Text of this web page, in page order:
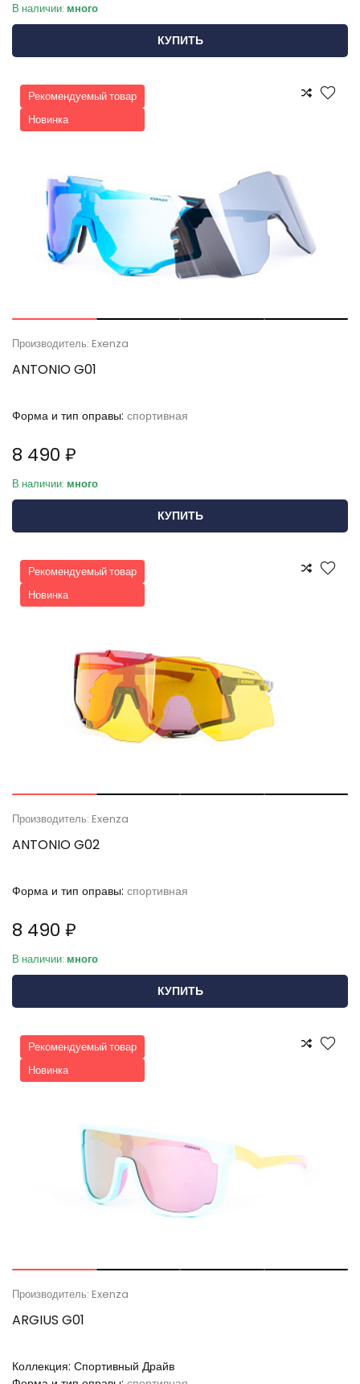
В наличии: много
КУПИТЬ
Рекомендуемый товар
Новинка
Производитель: Exenza
ANTONIO G01
Форма и тип оправы: спортивная
8 490 ₽
В наличии: много
КУПИТЬ
Рекомендуемый товар
Новинка
Производитель: Exenza
ANTONIO G02
Форма и тип оправы: спортивная
8 490 ₽
В наличии: много
КУПИТЬ
Рекомендуемый товар
Новинка
Производитель: Exenza
ARGIUS G01
Коллекция: Спортивный Драйв